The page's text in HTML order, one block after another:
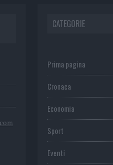
CATEGORIE
Prima pagina
Cronaca
Economia
Sport
Eventi